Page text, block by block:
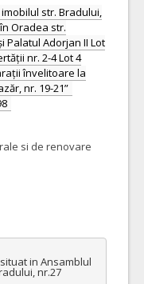
str. Bradului,
Oradea str.
Palatul Adorjan II Lot
nr. 2-4 Lot 4
învelitoare la
nr. 19-21”
si de renovare
in Ansamblul
nr.27